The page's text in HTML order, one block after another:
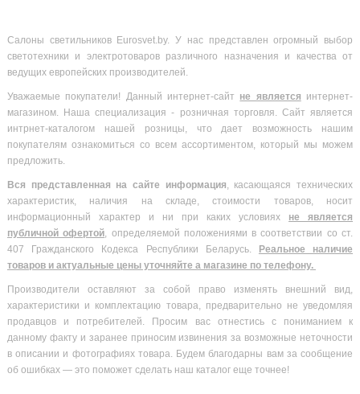
Салоны светильников Eurosvet.by. У нас представлен огромный выбор
светотехники и электротоваров различного назначения и качества от
ведущих европейских производителей.
Уважаемые покупатели! Данный интернет-сайт не является интернет-
магазином. Наша специализация - розничная торговля. Сайт является
интрнет-каталогом нашей розницы, что дает возможность нашим
покупателям ознакомиться со всем ассортиментом, который мы можем
предложить.
Вся представленная на сайте информация, касающаяся технических
характеристик, наличия на складе, стоимости товаров, носит
информационный характер и ни при каких условиях не является
публичной офертой, определяемой положениями в соответствии со ст.
407 Гражданского Кодекса Республики Беларусь.
Реальное наличие
товаров и актуальные цены уточняйте а магазине по телефону.
Производители оставляют за собой право изменять внешний вид,
характеристики и комплектацию товара, предварительно не уведомляя
продавцов и потребителей. Просим вас отнестись с пониманием к
данному факту и заранее приносим извинения за возможные неточности
в описании и фотографиях товара. Будем благодарны вам за сообщение
об ошибках — это поможет сделать наш каталог еще точнее!